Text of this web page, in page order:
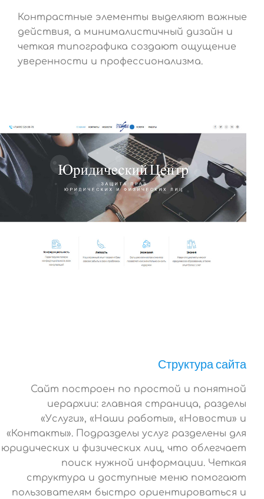
Контрастные элементы выделяют важные
действия, а минималистичный дизайн и
четкая типографика создают ощущение
уверенности и профессионализма.
Структура сайта
Сайт построен по простой и понятной
иерархии: главная страница, разделы
«Услуги», «Наши работы», «Новости» и
«Контакты». Подразделы услуг разделены для
юридических и физических лиц, что облегчает
поиск нужной информации. Четкая
структура и доступные меню помогают
пользователям быстро ориентироваться и